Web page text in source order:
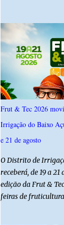
nota, a Polícia
solidariedade à
destacou q...
somaram 6,4% e
souberam
ouviu 1.500
Rio Grande do
junho de 2026. O
margem de erro de
nível de confiança
RN-09520/2026
Frut & Tec 2026
Irrigação do Baixo
e 21 de agosto
O Distrito de
receberá, de 19 a
edição da Frut &
feiras de